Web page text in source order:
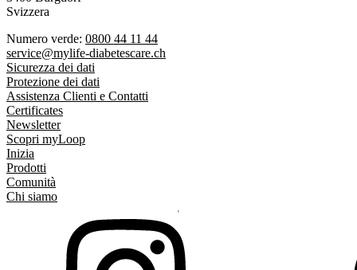
Svizzera
Numero verde: 0800 44 11 44
service@mylife-diabetescare.ch
Sicurezza dei dati
Protezione dei dati
Assistenza Clienti e Contatti
Certificates
Newsletter
Scopri myLoop
Inizia
Prodotti
Comunità
Chi siamo